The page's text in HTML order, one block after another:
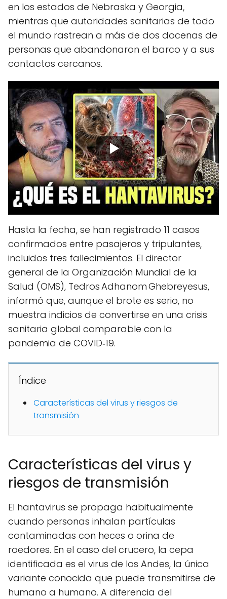
en los estados de Nebraska y Georgia,
mientras que autoridades sanitarias de todo
el mundo rastrean a más de dos docenas de
personas que abandonaron el barco y a sus
contactos cercanos.
Hasta la fecha, se han registrado 11 casos
confirmados entre pasajeros y tripulantes,
incluidos tres fallecimientos. El director
general de la Organización Mundial de la
Salud (OMS), Tedros Adhanom Ghebreyesus,
informó que, aunque el brote es serio, no
muestra indicios de convertirse en una crisis
sanitaria global comparable con la
pandemia de COVID‑19.
Índice
Características del virus y riesgos de
transmisión
Características del virus y
riesgos de transmisión
El hantavirus se propaga habitualmente
cuando personas inhalan partículas
contaminadas con heces o orina de
roedores. En el caso del crucero, la cepa
identificada es el virus de los Andes, la única
variante conocida que puede transmitirse de
humano a humano. A diferencia del